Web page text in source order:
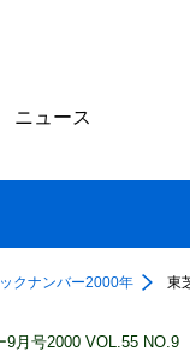
ニュース
クナンバー2000年 東
9月号2000 VOL.55 NO.9